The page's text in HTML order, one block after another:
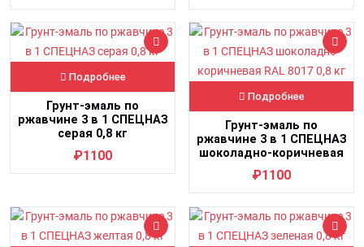
Подробнее
Грунт-эмаль по
ржавчине 3 в 1 СПЕЦНАЗ
серая 0,8 кг
₽1100
Подробнее
Грунт-эмаль по
ржавчине 3 в 1 СПЕЦНАЗ
шоколадно-коричневая
RAL 8017 0,8 кг
₽1100